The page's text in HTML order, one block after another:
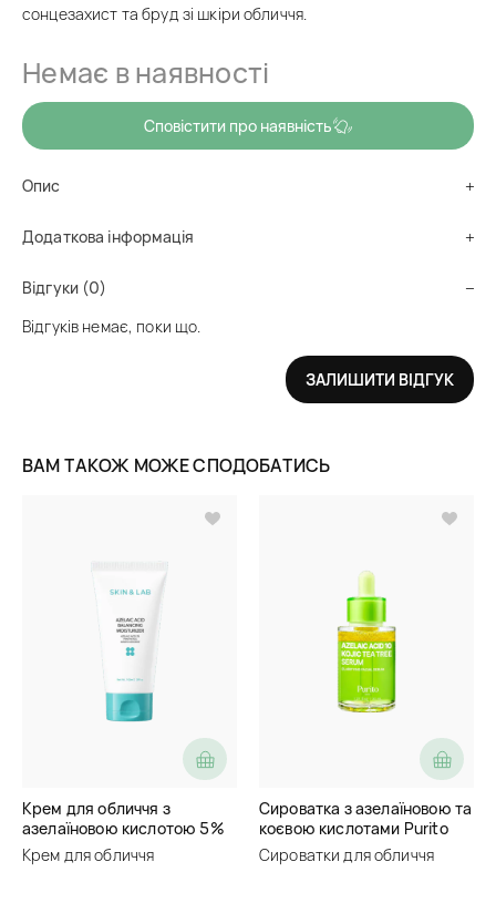
сонцезахист та бруд зі шкіри обличчя.
Немає в наявності
Сповістити про наявність
Опис
Додаткова інформація
Відгуки (0)
Відгуків немає, поки що.
ЗАЛИШИТИ ВІДГУК
ВАМ ТАКОЖ МОЖЕ СПОДОБАТИСЬ
Крем для обличчя з
азелаїновою кислотою 5%
Skin&Lab Azelaic Acid
Balancing Moisturizer
Крем для обличчя
Сироватка з азелаїновою та
коєвою кислотами Purito
Seoul Azelaic Acid 10 Kojic
Tea Tree Serum
Сироватки для обличчя